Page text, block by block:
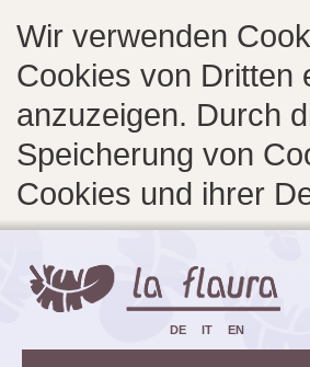
Wir verwenden
Cookies von Dritten
anzuzeigen. Durch
Speicherung von
Cookies und ihrer
DE IT EN